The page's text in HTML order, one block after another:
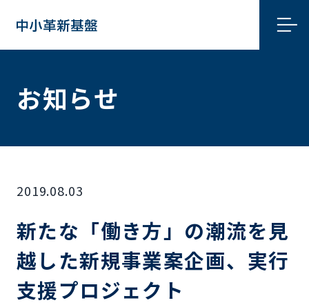
お知らせ
2019.08.03
新たな「働き方」の潮流を見
越した新規事業案企画、実行
支援プロジェクト